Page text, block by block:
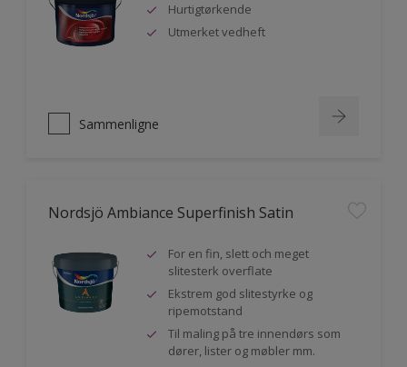
Hurtigtørkende
Utmerket vedheft
Sammenligne
Nordsjö Ambiance Superfinish Satin
For en fin, slett och meget
slitesterk overflate
Ekstrem god slitestyrke og
ripemotstand
Til maling på tre innendørs som
dører, lister og møbler mm.